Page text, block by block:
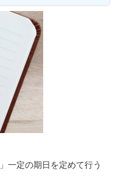
」一定の期日を定めて行う